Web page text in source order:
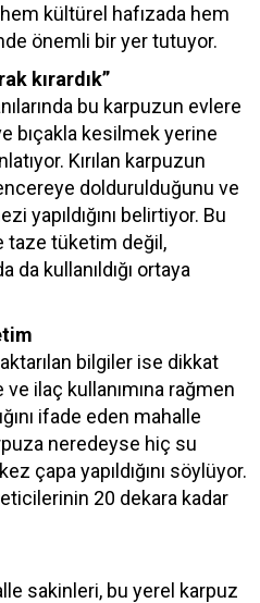
kültürel hafızada hem
önemli bir yer tutuyor.
kırardık”
bu karpuzun evlere
bıçakla kesilmek yerine
Kırılan karpuzun
doldurulduğunu ve
yapıldığını belirtiyor. Bu
taze tüketim değil,
da kullanıldığı ortaya
bilgiler ise dikkat
ilaç kullanımına rağmen
ifade eden mahalle
neredeyse hiç su
çapa yapıldığını söylüyor.
20 dekara kadar
sakinleri, bu yerel karpuz